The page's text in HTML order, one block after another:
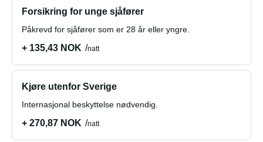
Forsikring for unge sjåfører
Påkrevd for sjåfører som er 28 år eller yngre.
+ 135,43 NOK natt
Kjøre utenfor Sverige
Internasjonal beskyttelse nødvendig.
+ 270,87 NOK natt